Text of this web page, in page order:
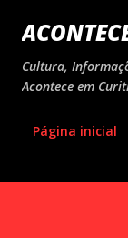
Cultura,
Acontece em
Página inicial